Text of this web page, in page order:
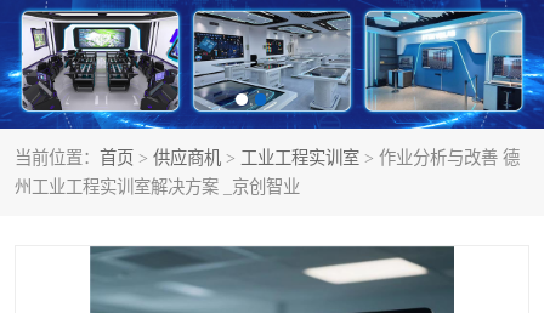
当前位置： 首页 > 供应商机 > 工业工程实训室 > 作业分析与改善 德
州工业工程实训室解决方案 _京创智业
生产系统仿真 冷链物流
供应链管理 思政
智慧零售实训 智能制造
物流数字孪生 数字企业经营